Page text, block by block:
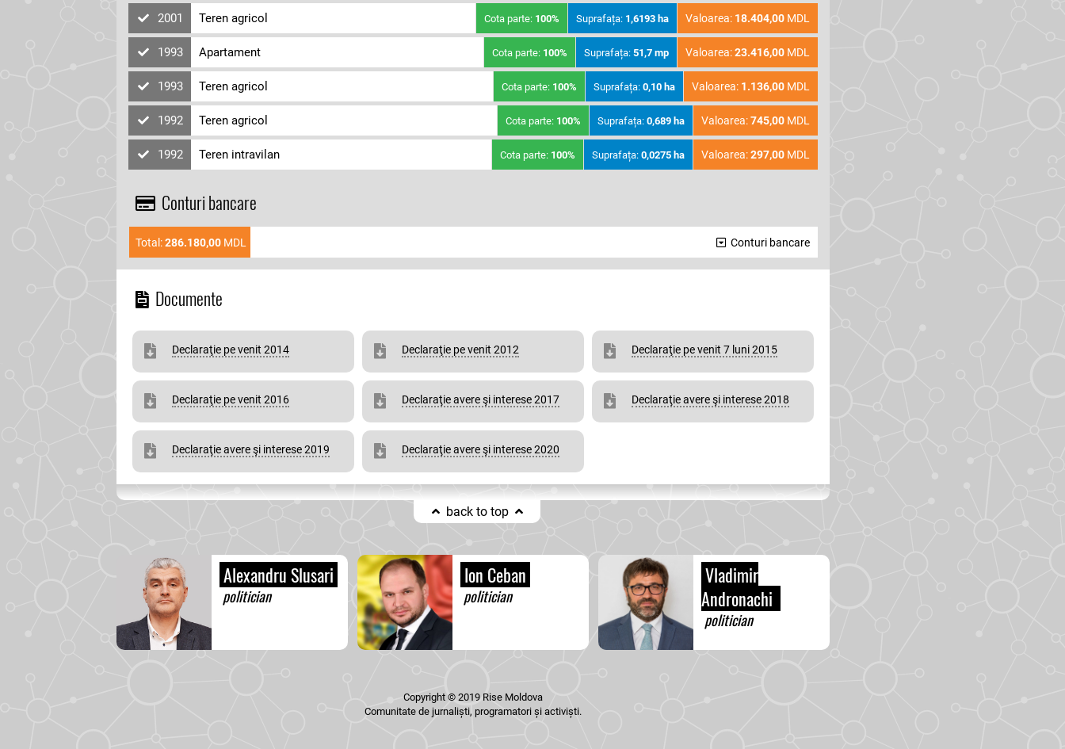
2001 Teren agricol Valoarea: 18.404,00 MDL
Suprafața: 1,6193 ha
Cota parte: 100%
1993 Apartament Valoarea:23.416,00 MDL
Suprafața: 51,7 mp
Cota parte: 100%
1993 Teren agricol Valoarea: 1.136,00 MDL
Suprafața: 0,10 ha
Cota parte: 100%
1992 Teren agricol Valoarea:745,00 MDL
Suprafața: 0,689 ha
Cota parte: 100%
1992 Teren intravilan Valoarea:297,00 MDL
Suprafața: 0,0275 ha
Cota parte: 100%
Conturi bancare
Total:286.180,00 MDL Conturi bancare
Documente
Declaraţie pe venit 2014 Declaraţie pe venit 2012 Declaraţie pe venit 7 luni 2015
Declaraţie pe venit 2016 Declaraţie avere şi interese 2017 Declaraţie avere şi interese 2018
Declaraţie avere şi interese 2019 Declaraţie avere şi interese 2020
back to top
Alexandru Slusari
politician
Ion Ceban
politician
Vladimir
Andronachi
politician
Copyright © 2019 Rise Moldova
Comunitate de jurnaliști, programatori și activiști.